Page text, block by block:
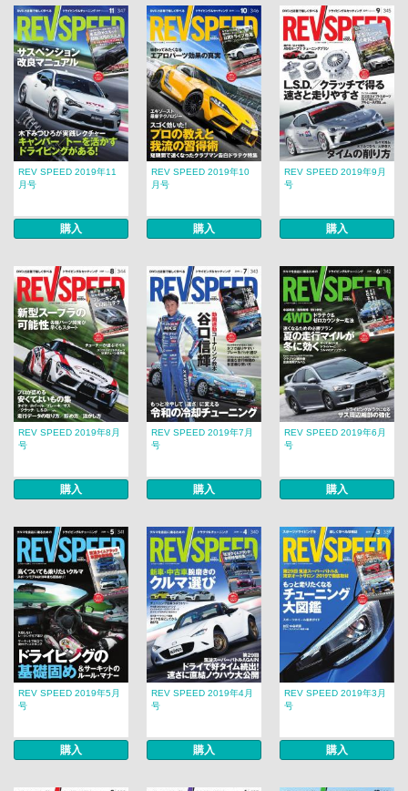
REV SPEED 2019年11
月号
購入
REV SPEED 2019年10
月号
購入
REV SPEED 2019年9月
号
購入
REV SPEED 2019年8月
号
購入
REV SPEED 2019年7月
号
購入
REV SPEED 2019年6月
号
購入
REV SPEED 2019年5月
号
購入
REV SPEED 2019年4月
号
購入
REV SPEED 2019年3月
号
購入